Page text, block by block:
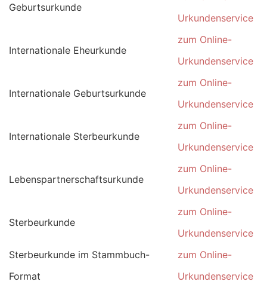
Geburtsurkunde
Urkundenservice
Internationale Eheurkunde
zum Online-
Urkundenservice
Internationale Geburtsurkunde
zum Online-
Urkundenservice
Internationale Sterbeurkunde
zum Online-
Urkundenservice
Lebenspartnerschaftsurkunde
zum Online-
Urkundenservice
Sterbeurkunde
zum Online-
Urkundenservice
Sterbeurkunde im Stammbuch-
Format
zum Online-
Urkundenservice